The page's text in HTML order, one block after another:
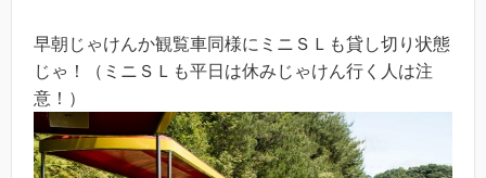
早朝じゃけんか観覧車同様にミニＳＬも貸し切り状態
じゃ！（ミニＳＬも平日は休みじゃけん行く人は注
意！）